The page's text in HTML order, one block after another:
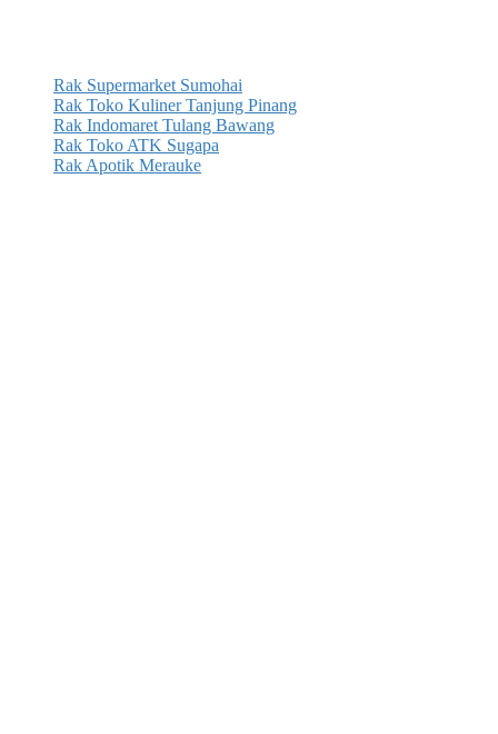
Rak Supermarket Sumohai
Rak Toko Kuliner Tanjung Pinang
Rak Indomaret Tulang Bawang
Rak Toko ATK Sugapa
Rak Apotik Merauke